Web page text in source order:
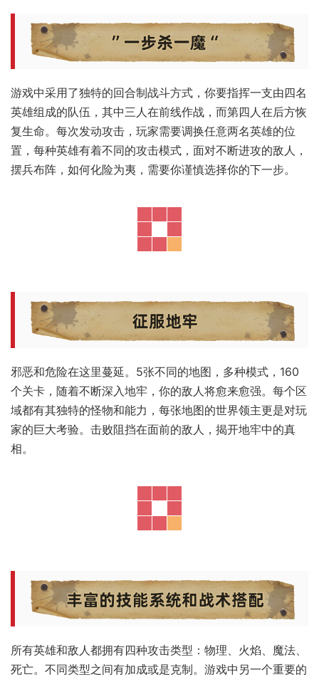
游戏中采用了独特的回合制战斗方式，你要指挥一支由四名
英雄组成的队伍，其中三人在前线作战，而第四人在后方恢
复生命。每次发动攻击，玩家需要调换任意两名英雄的位
置，每种英雄有着不同的攻击模式，面对不断进攻的敌人，
摆兵布阵，如何化险为夷，需要你谨慎选择你的下一步。
邪恶和危险在这里蔓延。5张不同的地图，多种模式，160
个关卡，随着不断深入地牢，你的敌人将愈来愈强。每个区
域都有其独特的怪物和能力，每张地图的世界领主更是对玩
家的巨大考验。击败阻挡在面前的敌人，揭开地牢中的真
相。
所有英雄和敌人都拥有四种攻击类型：物理、火焰、魔法、
死亡。不同类型之间有加成或是克制。游戏中另一个重要的